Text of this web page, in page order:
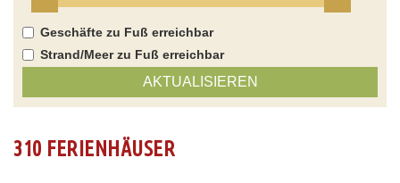
Geschäfte zu Fuß erreichbar
Strand/Meer zu Fuß erreichbar
AKTUALISIEREN
310 FERIENHÄUSER